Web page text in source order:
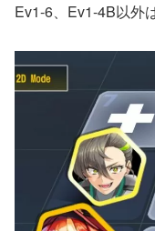
Ev1-6、Ev1-4B以外